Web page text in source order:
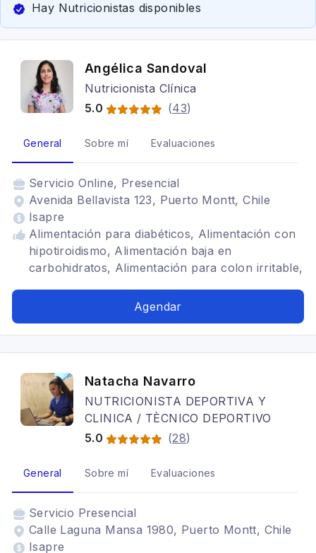
Hay Nutricionistas disponibles
Angélica Sandoval
Nutricionista Clínica
5.0
(43)
General Sobre mí Evaluaciones
Servicio Online, Presencial
Avenida Bellavista 123, Puerto Montt, Chile
Isapre
Alimentación para diabéticos, Alimentación con
hipotiroidismo, Alimentación baja en
carbohidratos, Alimentación para colon irritable,
para gastritis, Problemas digestivos
Agendar
Natacha Navarro
NUTRICIONISTA DEPORTIVA Y
CLINICA / TÈCNICO DEPORTIVO
5.0
(28)
General Sobre mí Evaluaciones
Servicio Presencial
Calle Laguna Mansa 1980, Puerto Montt, Chile
Isapre